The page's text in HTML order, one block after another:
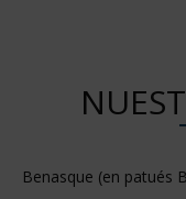
Benasque (en patués